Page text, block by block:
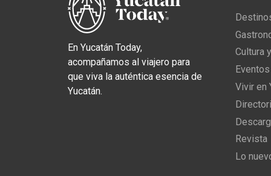
En Yucatán Today,
acompañamos al viajero para
que viva la auténtica esencia de
Yucatán.
Cultura
Vivir en
Revista
Lo